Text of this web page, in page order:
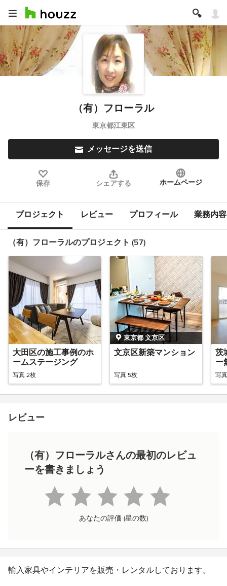
（有）フローラル
東京都江東区
メッセージを送信
保存 シェアする ホームページ
プロジェクト レビュー プロフィール 業務内容
（有）フローラルのプロジェクト (57)
大田区の施工事例のホ
ームステージング
写真 2枚
東京都 文京区
文京区新築マンション
写真 5枚
茨
ー
写
レビュー
（有）フローラルさんの最初のレビュ
ーを書きましょう
あなたの評価 (星の数)
輸入家具やインテリアを販売・レンタルしております。